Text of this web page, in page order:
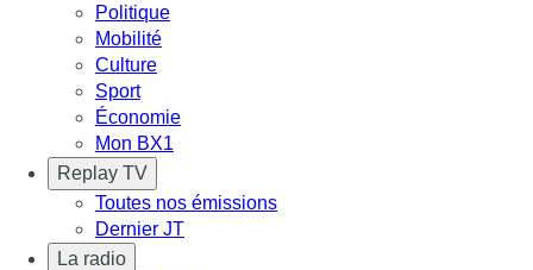
Politique
Mobilité
Culture
Sport
Économie
Mon BX1
Replay TV
Toutes nos émissions
Dernier JT
La radio